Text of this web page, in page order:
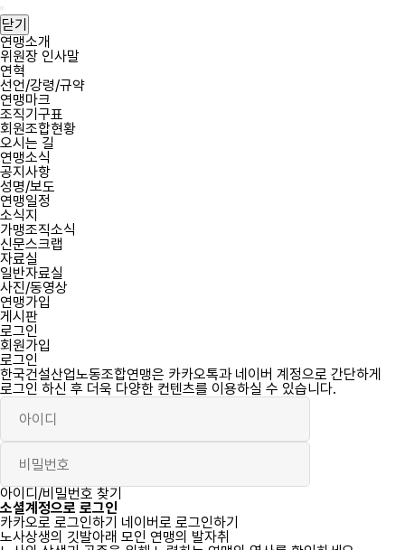
국
건
설
산
업
노
동
조
합
연
맹
뉴
열
기
닫기
연맹소개
위원장 인사말
연혁
선언/강령/규약
연맹마크
조직기구표
회원조합현황
오시는 길
연맹소식
공지사항
성명/보도
연맹일정
소식지
가맹조직소식
신문스크랩
자료실
일반자료실
사진/동영상
연맹가입
게시판
로그인
회원가입
로그인
한국건설산업노동조합연맹은 카카오톡과 네이버 계정으로 간단하게
로그인 하신 후 더욱 다양한 컨텐츠를 이용하실 수 있습니다.
원
아
이
디
밀
번
호
아이디/비밀번호 찾기
소셜계정으로 로그인
카카오로 로그인하기 네이버로 로그인하기
국
건
설
산
업
노
동
조
합
연
맹
역
사
노사상생의 깃발아래 모인 연맹의 발자취